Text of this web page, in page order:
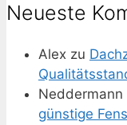
Neueste
Alex zu
Neddermann
günstige